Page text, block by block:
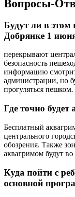
Вопросы-
Будут ли в этом
Добрянке 1
перекрывают
безопасность
информацию
администрации, но
прогуляться пешком.
Где точно будет
Бесплатный
центрального
обозрения. Также
аквагримом будут
Куда пойти с
основной